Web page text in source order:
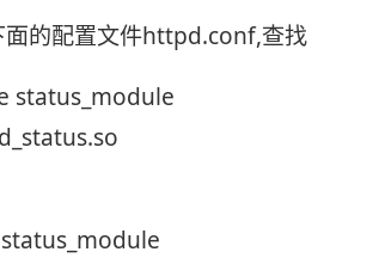
的配置文件httpd.conf,查找
status_module